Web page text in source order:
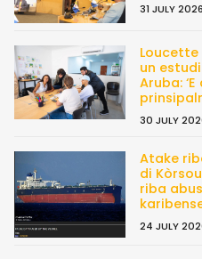
31 JULY 2026
Loucette
un
Aruba:
30 JULY
Atake
di
riba
24 JULY